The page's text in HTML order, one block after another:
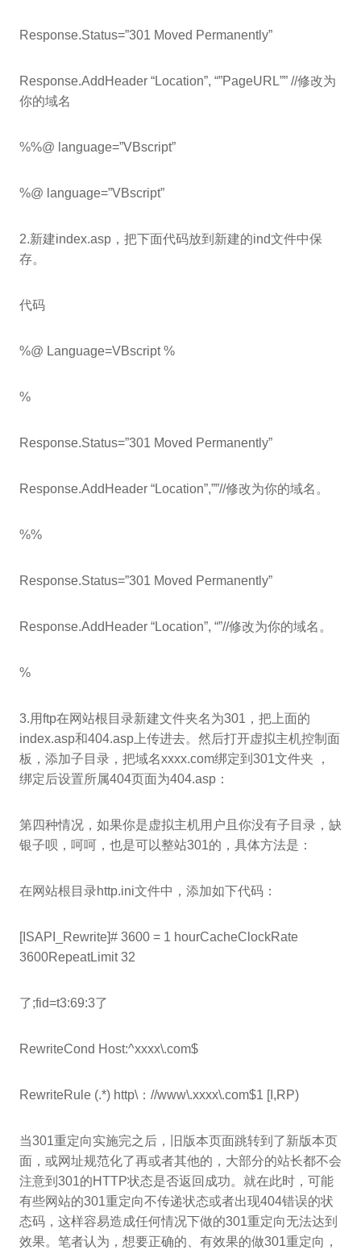
Response.Status=”301 Moved Permanently”
Response.AddHeader “Location”, “”PageURL”” //修改为
你的域名
%%@ language=”VBscript”
%@ language=”VBscript”
2.新建index.asp，把下面代码放到新建的ind文件中保
存。
代码
%@ Language=VBscript %
%
Response.Status=”301 Moved Permanently”
Response.AddHeader “Location”,””//修改为你的域名。
%%
Response.Status=”301 Moved Permanently”
Response.AddHeader “Location”, “”//修改为你的域名。
%
3.用ftp在网站根目录新建文件夹名为301，把上面的
index.asp和404.asp上传进去。然后打开虚拟主机控制面
板，添加子目录，把域名xxxx.com绑定到301文件夹 ，
绑定后设置所属404页面为404.asp：
第四种情况，如果你是虚拟主机用户且你没有子目录，缺
银子呗，呵呵，也是可以整站301的，具体方法是：
在网站根目录http.ini文件中，添加如下代码：
[ISAPI_Rewrite]# 3600 = 1 hourCacheClockRate
3600RepeatLimit 32
了;fid=t3:69:3了
RewriteCond Host:^xxxx\.com$
RewriteRule (.*) http\：//www\.xxxx\.com$1 [I,RP)
当301重定向实施完之后，旧版本页面跳转到了新版本页
面，或网址规范化了再或者其他的，大部分的站长都不会
注意到301的HTTP状态是否返回成功。就在此时，可能
有些网站的301重定向不传递状态或者出现404错误的状
态码，这样容易造成任何情况下做的301重定向无法达到
效果。笔者认为，想要正确的、有效果的做301重定向，